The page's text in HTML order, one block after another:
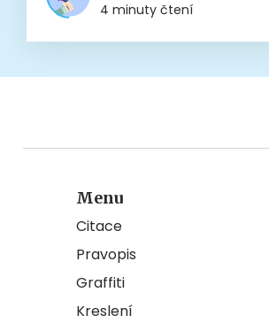
4 minuty čtení
Menu
Citace
Pravopis
Graffiti
Kreslení